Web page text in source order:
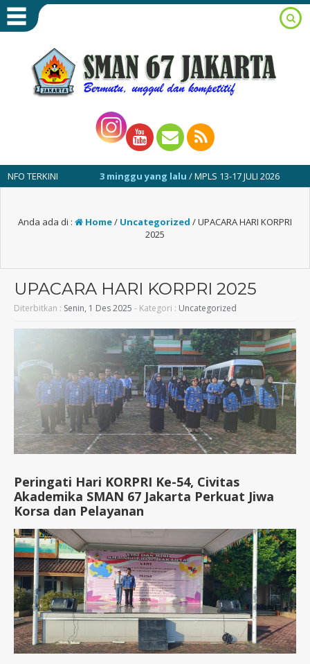
3 minggu yang lalu/ MPLS 13-17 JULI 2026 1
Anda ada di : Home/ Uncategorized /UPACARA HARI KORPRI
2025
UPACARA HARI KORPRI 2025
Diterbitkan : Senin, 1 Des 2025 - Kategori : Uncategorized
Peringati Hari KORPRI Ke-54, Civitas
Akademika SMAN 67 Jakarta Perkuat Jiwa
Korsa dan Pelayanan